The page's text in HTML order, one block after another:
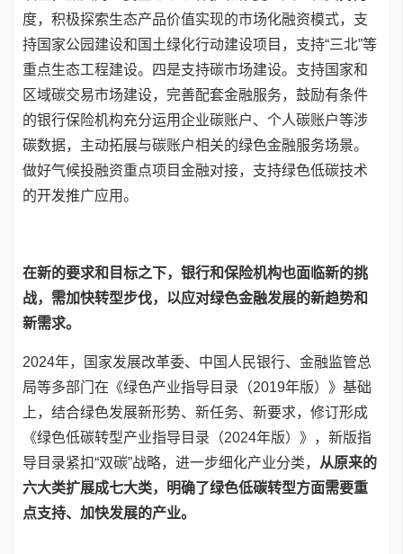
度，积极探索生态产品价值实现的市场化融资模式，支
持国家公园建设和国土绿化行动建设项目，支持“三北”等
重点生态工程建设。四是支持碳市场建设。支持国家和
区域碳交易市场建设，完善配套金融服务，鼓励有条件
的银行保险机构充分运用企业碳账户、个人碳账户等涉
碳数据，主动拓展与碳账户相关的绿色金融服务场景。
做好气候投融资重点项目金融对接，支持绿色低碳技术
的开发推广应用。
在新的要求和目标之下，银行和保险机构也面临新的挑
战，需加快转型步伐，以应对绿色金融发展的新趋势和
新需求。
2024年，国家发展改革委、中国人民银行、金融监管总
局等多部门在《绿色产业指导目录（2019年版）》基础
上，结合绿色发展新形势、新任务、新要求，修订形成
《绿色低碳转型产业指导目录（2024年版）》，新版指
导目录紧扣“双碳”战略，进一步细化产业分类， 从原来的
六大类扩展成七大类，明确了绿色低碳转型方面需要重
点支持、加快发展的产业。